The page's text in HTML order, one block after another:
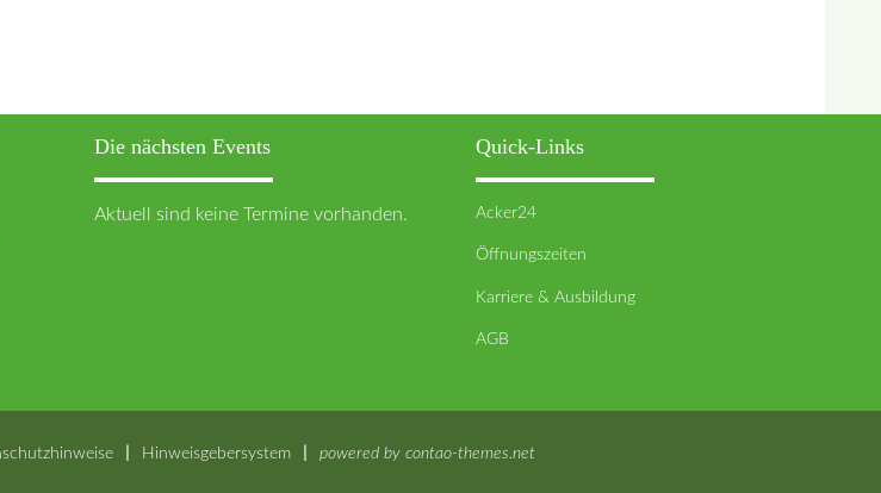
Die nächsten Events
Aktuell sind keine Termine vorhanden.
Quick-Links
Acker24
Öffnungszeiten
Karriere & Ausbildung
AGB
Hinweisgebersystem powered by contao-themes.net